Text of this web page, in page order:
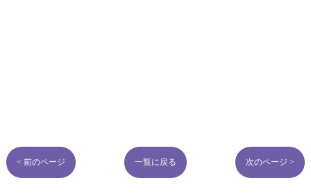
< 前のページ 一覧に戻る 次のページ >